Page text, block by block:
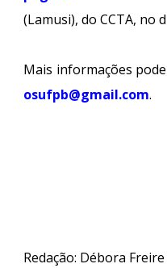
(Lamusi), do CCTA, no
Mais informações
osufpb@gmail.com.
Redação: Débora